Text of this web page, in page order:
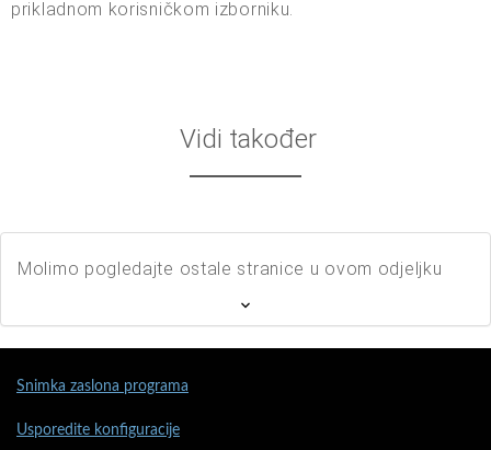
prikladnom korisničkom izborniku.
Vidi također
Molimo pogledajte ostale stranice u ovom odjeljku
Snimka zaslona programa
Usporedite konfiguracije